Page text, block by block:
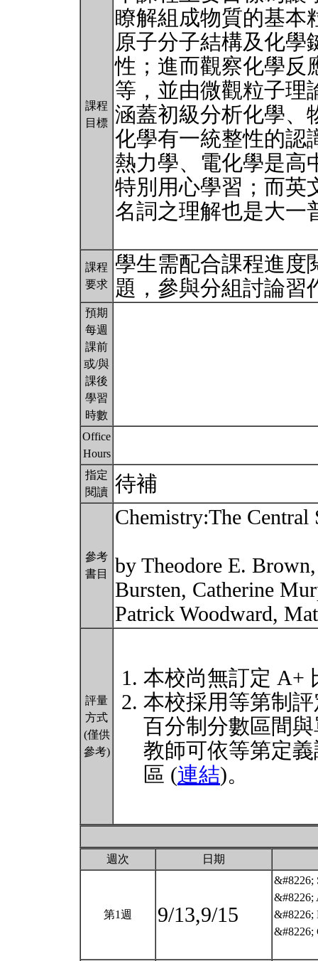
課程
目標
瞭解組成物質的基本
原子分子結構及化學
性；進而觀察化學反
等，並由微觀粒子理
涵蓋初級分析化學、
化學有一統整性的認
熱力學、電化學是高
特別用心學習；而英
名詞之理解也是大一
課程
要求
學生需配合課程進度
題，參與分組討論
預期
每週
課前
或/與
課後
學習
時數
Office
Hours
指定
閱讀 待補
參考
書目
Chemistry:The
by Theodore E.
Bursten, Catherine
Patrick Woodward,
評量
方式
(僅供
參考)
本校尚無訂定 A+
本校採用等第制
百分制分數區間
教師可依等第定
區 (連結)。
週次 日期
第1週 9/13,9/15
&#8226;
&#8226;
&#8226;
&#8226;